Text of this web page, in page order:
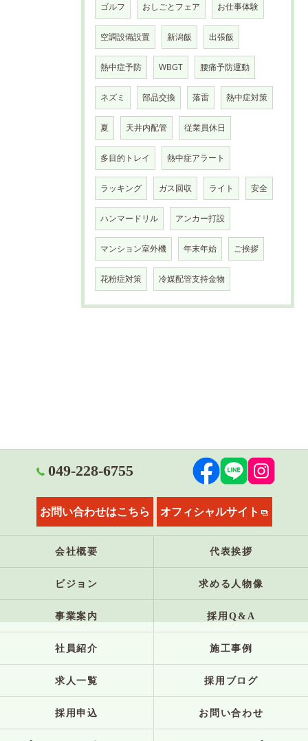
ゴルフ おしごとフェア お仕事体験
空調設備設置 新潟飯 出張飯
熱中症予防 WBGT 腰痛予防運動
ネズミ 部品交換 落雷 熱中症対策
夏 天井内配管 従業員休日
多目的トレイ 熱中症アラート
ラッキング ガス回収 ライト 安全
ハンマードリル アンカー打設
マンション室外機 年末年始 ご挨拶
花粉症対策 冷媒配管支持金物
049-228-6755
お問い合わせはこちら オフィシャルサイト
会社概要 代表挨拶
ビジョン 求める人物像
事業案内 採用Q&A
社員紹介 施工事例
求人一覧 採用ブログ
採用申込 お問い合わせ